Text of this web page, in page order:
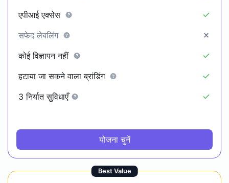
एपीआई एक्सेस
सफेद लेबलिंग
कोई विज्ञापन नहीं
हटाया जा सकने वाला ब्रांडिंग
3 निर्यात सुविधाएँ
योजना चुनें
Best Value